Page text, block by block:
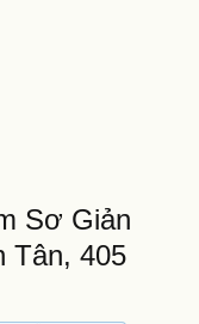
Sơ Giản
Tân, 405